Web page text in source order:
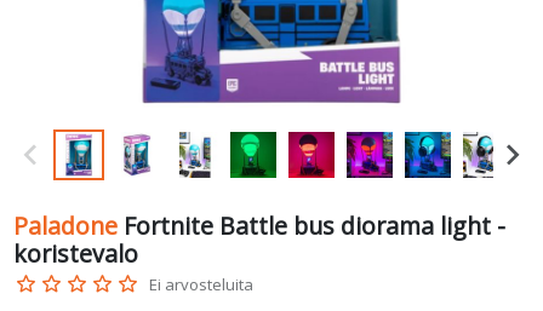
Paladone Fortnite Battle bus diorama light -
koristevalo
star_border star_border star_border star_border star_border Ei arvosteluita